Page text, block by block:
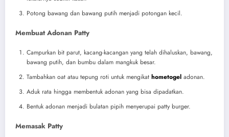
Potong bawang dan bawang putih menjadi potongan kecil.
Membuat Adonan Patty
Campurkan bit parut, kacang-kacangan yang telah dihaluskan, bawang,
bawang putih, dan bumbu dalam mangkuk besar.
Tambahkan oat atau tepung roti untuk mengikat hometogel adonan.
Aduk rata hingga membentuk adonan yang bisa dipadatkan.
Bentuk adonan menjadi bulatan pipih menyerupai patty burger.
Memasak Patty